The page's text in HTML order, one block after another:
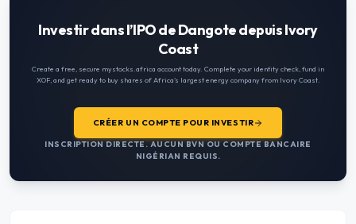
Investir dans l’IPO de Dangote depuis Ivory
Coast
Create a free, secure mystocks.africa account today. Complete your identity check, fund in
XOF, and get ready to buy shares of Africa’s largest energy company from Ivory Coast.
CRÉER UN COMPTE POUR INVESTIR
INSCRIPTION DIRECTE. AUCUN BVN OU COMPTE BANCAIRE
NIGÉRIAN REQUIS.